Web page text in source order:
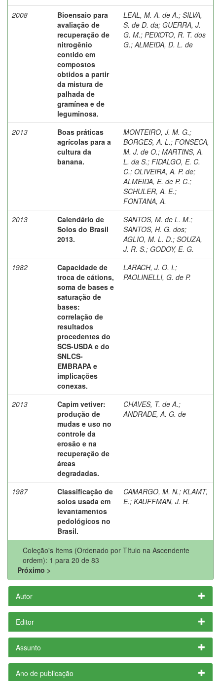
2008
Bioensaio para
avaliação de
recuperação de
nitrogênio
contido em
compostos
obtidos a partir
da mistura de
palhada de
gramínea e de
leguminosa.
LEAL, M. A. de A.; SILVA,
S. de D. da; GUERRA, J.
G. M.; PEIXOTO, R. T. dos
G.; ALMEIDA, D. L. de
2013
Boas práticas
agrícolas para a
cultura da
banana.
MONTEIRO, J. M. G.;
BORGES, A. L.; FONSECA,
M. J. de O.; MARTINS, A.
L. da S.; FIDALGO, E. C.
C.; OLIVEIRA, A. P. de;
ALMEIDA, E. de P. C.;
SCHULER, A. E.;
FONTANA, A.
2013
Calendário de
Solos do Brasil
2013.
SANTOS, M. de L. M.;
SANTOS, H. G. dos;
AGLIO, M. L. D.; SOUZA,
J. R. S.; GODOY, E. G.
1982
Capacidade de
troca de cátions,
soma de bases e
saturação de
bases:
correlação de
resultados
procedentes do
SCS-USDA e do
SNLCS-
EMBRAPA e
implicações
conexas.
LARACH, J. O. I.;
PAOLINELLI, G. de P.
2013
Capim vetiver:
produção de
mudas e uso no
controle da
erosão e na
recuperação de
áreas
degradadas.
CHAVES, T. de A.;
ANDRADE, A. G. de
1987
Classificação de
solos usada em
levantamentos
pedológicos no
Brasil.
CAMARGO, M. N.; KLAMT,
E.; KAUFFMAN, J. H.
Coleção's Items (Ordenado por Título na Ascendente
ordem): 1 para 20 de 83
Próximo >
Autor
Editor
Assunto
Ano de publicação